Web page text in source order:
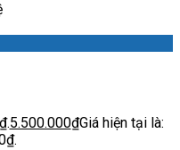
5.500.000₫Giá hiện tại là: